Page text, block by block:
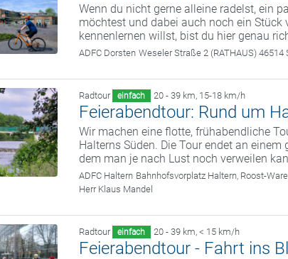
Wenn du nicht gerne alleine radelst, ein
möchtest und dabei auch noch ein Stück
kennenlernen willst, bist du hier genau
ADFC Dorsten Weseler Straße 2 (RATHAUS)
Radtour einfach 20 - 39 km, 15-18 km/h
Feierabendtour: Rund um
Wir machen eine flotte, frühabendliche
Halterns Süden. Die Tour endet an
dem man je nach Lust noch verweilen
ADFC Haltern Bahnhofsvorplatz Haltern, Roost-
Herr Klaus Mandel
Radtour einfach 20 - 39 km, < 15 km/h
Feierabendtour - Fahrt ins